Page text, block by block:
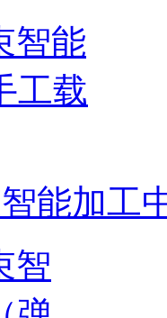
能加工